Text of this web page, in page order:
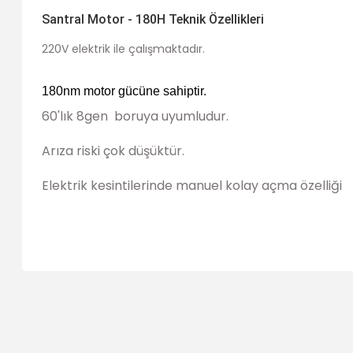
Santral Motor - 180H Teknik Özellikleri
220V elektrik ile çalışmaktadır.
180nm motor gücüne sahiptir.
60'lık 8gen boruya uyumludur.
Arıza riski çok düşüktür.
Elektrik kesintilerinde manuel kolay açma özelliği